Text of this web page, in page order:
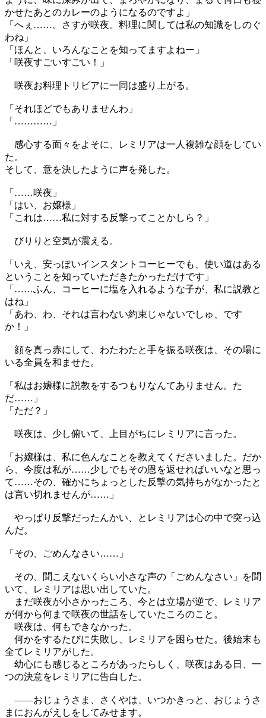
かせたあとのカレーのようになるのですよ」
「へぇ……。さすが咲夜。料理に関しては私の知識をしのぐ
わね」
「ほんと、いろんなことを知ってますよねー」
「咲夜すごいすごい！」
咲夜お料理トリビアに一同は盛り上がる。
「それほどでもありませんわ」
「…………」
感心する面々をよそに、レミリアは一人複雑な顔をしてい
た。
そして、意を決したように声を発した。
「……咲夜」
「はい、お嬢様」
「これは……私に対する反撃ってことかしら？」
びりりと空気が震える。
「いえ、安っぽいインスタントコーヒーでも、使い道はある
ということを知っていただきたかっただけです」
「……ふん、コーヒーに塩を入れるような子が、私に説教と
はね」
「あわ、わ、それは言わない約束じゃないでしゅ、です
か！」
顔を真っ赤にして、わたわたと手を振る咲夜は、その場に
いる全員を和ませた。
「私はお嬢様に説教をするつもりなんてありません。た
だ……」
「ただ？」
咲夜は、少し俯いて、上目がちにレミリアに言った。
「お嬢様は、私に色んなことを教えてくださいました。だか
ら、今度は私が……少しでもその恩を返せればいいなと思っ
て……その、確かにちょっとした反撃の気持ちがなかったと
は言い切れませんが……」
やっぱり反撃だったんかい、とレミリアは心の中で突っ込
んだ。
「その、ごめんなさい……」
その、聞こえないくらい小さな声の「ごめんなさい」を聞
いて、レミリアは思い出していた。
まだ咲夜が小さかったころ、今とは立場が逆で、レミリア
が何から何まで咲夜の世話をしていたころのこと。
咲夜は、何もできなかった。
何かをするたびに失敗し、レミリアを困らせた。後始末も
全てレミリアがした。
幼心にも感じるところがあったらしく、咲夜はある日、一
つの決意をレミリアに告白した。
――おじょうさま、さくやは、いつかきっと、おじょうさ
まにおんがえしをしてみせます。